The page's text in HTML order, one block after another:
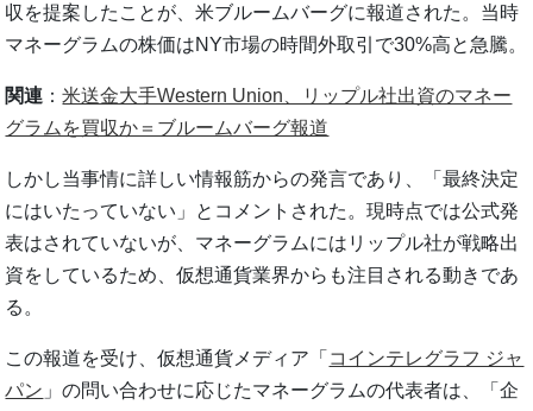
収を提案したことが、米ブルームバーグに報道された。当時
マネーグラムの株価はNY市場の時間外取引で30%高と急騰。
関連 ：米送金大手Western Union、リップル社出資のマネー
グラムを買収か＝ブルームバーグ報道
しかし当事情に詳しい情報筋からの発言であり、「最終決定
にはいたっていない」とコメントされた。現時点では公式発
表はされていないが、マネーグラムにはリップル社が戦略出
資をしているため、仮想通貨業界からも注目される動きであ
る。
この報道を受け、仮想通貨メディア「 コインテレグラフ ジャ
パン 」の問い合わせに応じたマネーグラムの代表者は、「企